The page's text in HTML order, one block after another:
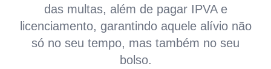
das multas, além de pagar IPVA e
licenciamento, garantindo aquele alívio não
só no seu tempo, mas também no seu
bolso.